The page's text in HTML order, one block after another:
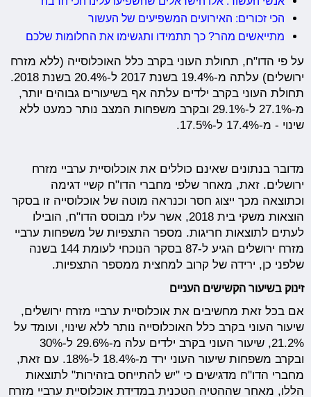
הכי זכורים: האירועים המשפיעים של העשור
מתייאשים מהר? כך תתמידו ותגשימו את החלומות שלכם
על פי הדו"ח, תחולת העוני בקרב כלל האוכלוסייה (ללא מזרח
ירושלים) עלתה מ-19.4% בשנת 2017 ל-20.4% בשנת 2018.
תחולת העוני בקרב ילדים עלתה אף בשיעורים גבוהים יותר,
מ-27.1% ל-29.1% ובקרב משפחות המצב נותר כמעט ללא
שינוי - מ-17.4% ל-17.5%.
מדובר בנתונים שאינם כוללים את אוכלוסיית ערביי מזרח
ירושלים. זאת, מאחר שלפי מחברי הדו"ח קשיי דגימה
וכתוצאה מכך ייצוג חסר וכנראה מוטה של אוכלוסייה זו בסקר
הוצאות משקי בית 2018, אשר עליו מבוסס הדו"ח, הובילו
לעתים לתוצאות חריגות. מספר התצפיות של משפחות ערביי
מזרח ירושלים הגיע ל-87 בסקר הנוכחי לעומת 144 בשנה
שלפני כן, ירידה של קרוב למחצית ממספר התצפיות.
זינוק בשיעור הקשישים העניים
אם בכל זאת מחשיבים את אוכלוסיית ערביי מזרח ירושלים,
שיעור העוני בקרב כלל האוכלוסייה נותר ללא שינוי, ועומד על
21.2%, שיעור העוני בקרב ילדים עלה מ-29.6% ל-30%
ובקרב משפחות שיעור העוני ירד מ-18.4% ל-18%. עם זאת,
מחברי הדו"ח מדגישים כי "יש להתייחס בזהירות" לתוצאות
הללו, מאחר שההטיה הטכנית במדידת אוכלוסיית ערביי מזרח